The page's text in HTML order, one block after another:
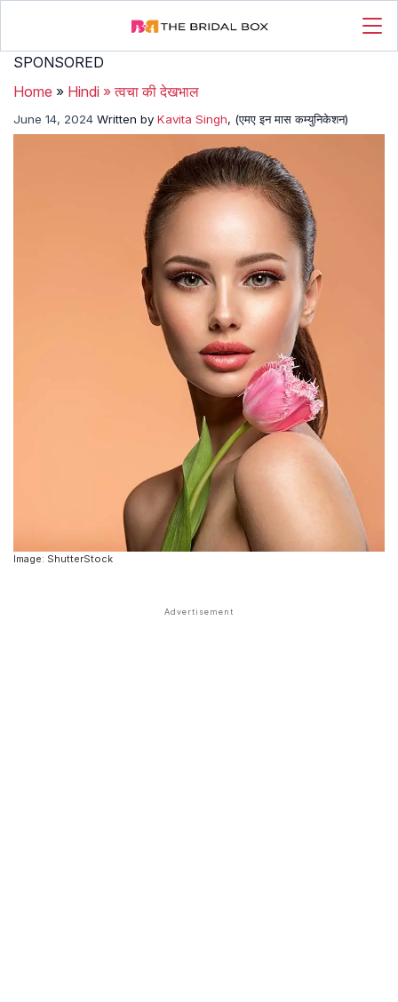
SPONSORED
Home » Hindi »त्वचा की देखभाल
June 14, 2024 Written by Kavita Singh, (एमए इन मास कम्युनिकेशन)
Image: ShutterStock